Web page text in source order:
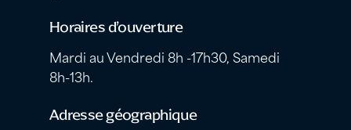
Horaires d’ouverture
Mardi au Vendredi 8h -17h30, Samedi
8h-13h.
Adresse géographique